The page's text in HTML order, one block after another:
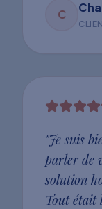
C
"Je suis
parler de
solution
Tout était